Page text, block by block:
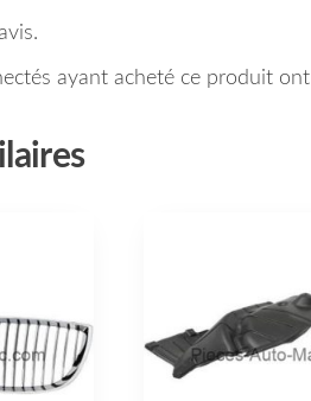
ayant acheté ce produit